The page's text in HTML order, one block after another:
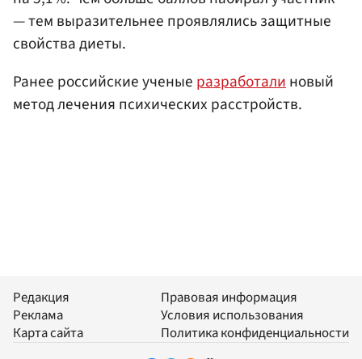
— тем выразительнее проявлялись защитные
свойства диеты.
Ранее российские ученые разработалиновый
метод лечения психических расстройств.
Редакция
Реклама
Карта сайта
Правовая информация
Условия использования
Политика конфиденциальности